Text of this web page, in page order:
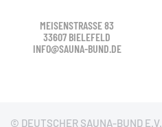
MEISENSTRASSE 83
33607 BIELEFELD
INFO@SAUNA-BUND.DE
© DEUTSCHER SAUNA-BUND E.V.